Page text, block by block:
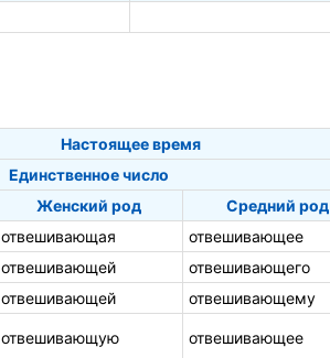
Настоящее время
Единственное число
Женский род
Средний род
отвешивающая отвешивающее
отвешивающей отвешивающего
отвешивающей отвешивающему
отвешивающую отвешивающее